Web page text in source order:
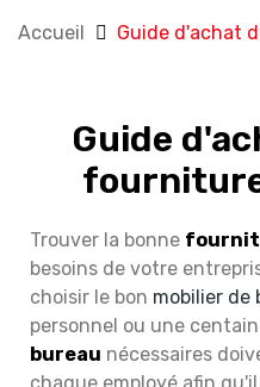
Accueil Guide d'achat
Guide
Trouver la bonne
besoins de votre
choisir le bon mobilier de
personnel ou une
bureau nécessaires